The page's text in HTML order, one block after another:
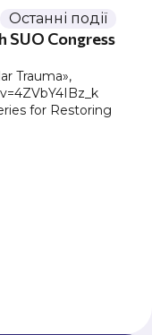
Останні події
SUO Congress
Trauma»,
for Restoring